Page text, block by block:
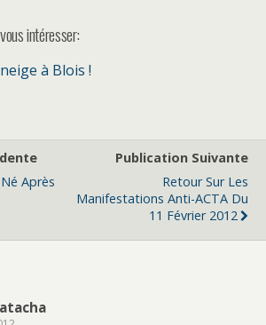
intéresser:
à Blois !
Après
Publication Suivante
Retour Sur Les
Manifestations Anti-ACTA Du
11 Février 2012